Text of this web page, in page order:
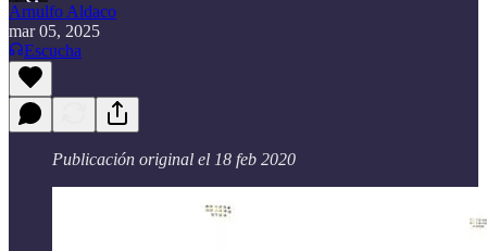
Arnulfo Aldaco
mar 05, 2025
Escucha
Publicación original el 18 feb 2020